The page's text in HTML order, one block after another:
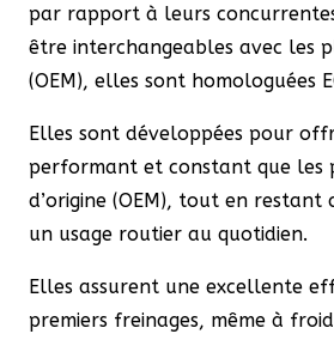
par rapport à leurs
être interchangeables avec les
(OEM), elles sont homologuées
Elles sont développées pour
performant et constant que les
d’origine (OEM), tout en restant
un usage routier au quotidien.
Elles assurent une excellente
premiers freinages, même à